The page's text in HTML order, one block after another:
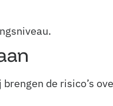
de risico’s